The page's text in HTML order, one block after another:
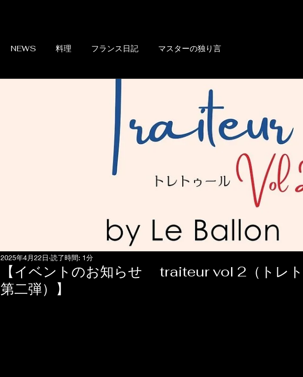
NEWS 料理 フランス日記 マスターの独り言
【イベントのお知らせ traiteur vol 2（トレ
第二弾）】
2025年4月22日 読了時間: 1分